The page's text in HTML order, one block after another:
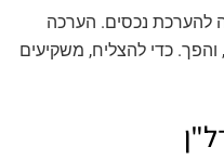
להערכת נכסים. הערכה
והפך. כדי להצליח, משקיעים